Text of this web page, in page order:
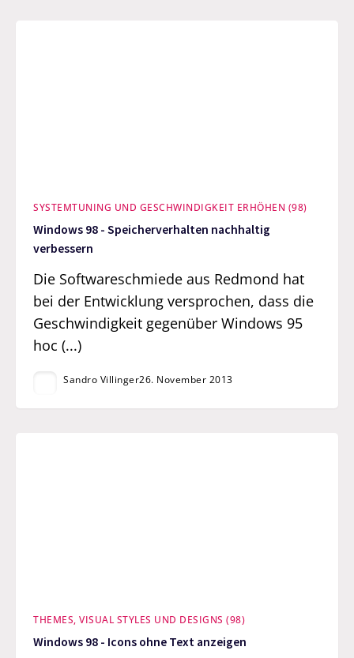
SYSTEMTUNING UND GESCHWINDIGKEIT ERHÖHEN (98)
Windows 98 - Speicherverhalten nachhaltig
verbessern
Die Softwareschmiede aus Redmond hat
bei der Entwicklung versprochen, dass die
Geschwindigkeit gegenüber Windows 95
hoc (...)
Sandro Villinger26. November 2013
THEMES, VISUAL STYLES UND DESIGNS (98)
Windows 98 - Icons ohne Text anzeigen